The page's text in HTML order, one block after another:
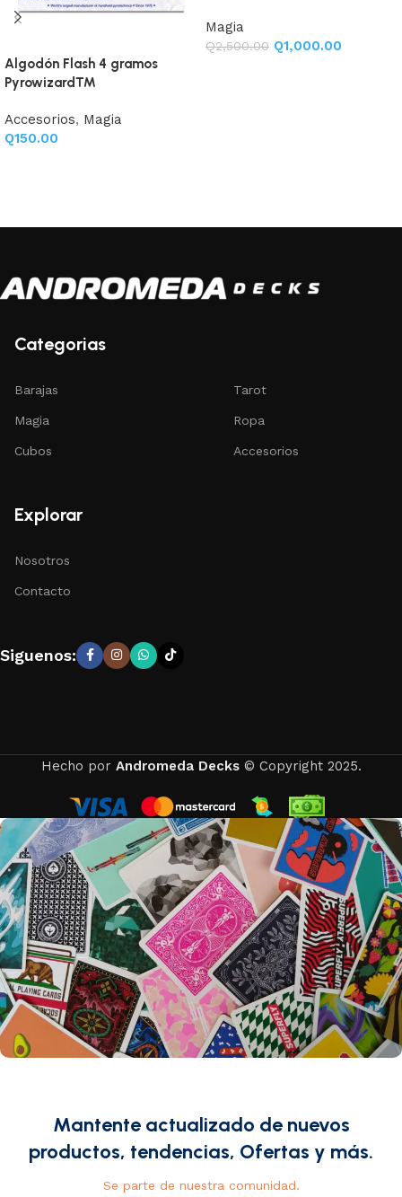
Algodón Flash 4 gramos
Pyrowizard™
Accesorios, Magia
Q150.00
Magia
Q2,500.00 Q1,000.00
Categorias
Barajas
Magia
Cubos
Tarot
Ropa
Accesorios
Explorar
Nosotros
Contacto
Siguenos:
Hecho por Andromeda Decks© Copyright 2025.
Mantente actualizado de nuevos
productos, tendencias, Ofertas y más.
Se parte de nuestra comunidad.